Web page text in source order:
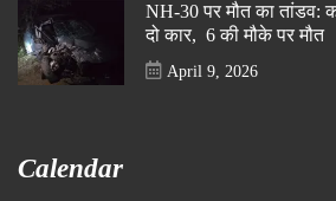
NH-30 पर मौत का तांडव:
दो कार, 6 की मौके पर मौत
April 9, 2026
Calendar